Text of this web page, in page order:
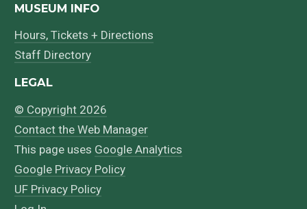
MUSEUM INFO
Hours, Tickets + Directions
Staff Directory
LEGAL
© Copyright 2026
Contact the Web Manager
This page uses Google Analytics
Google Privacy Policy
UF Privacy Policy